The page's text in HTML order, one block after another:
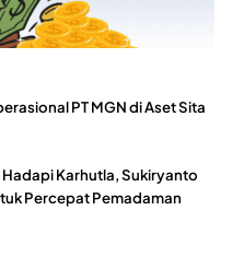
PT MGN di Aset Sita
Karhutla, Sukiryanto
Percepat Pemadaman